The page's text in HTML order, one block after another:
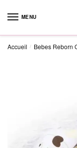
MENU
Accueil / Bebes Reborn